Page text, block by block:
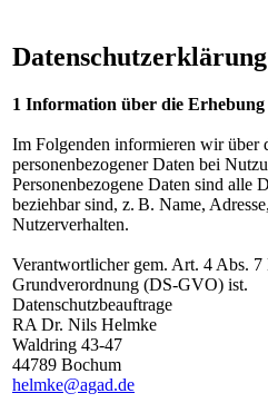
Datenschutzerklärung
1 Information über die Erhebung
Im Folgenden informieren wir über
personenbezogener Daten bei
Personenbezogene Daten sind alle
beziehbar sind, z. B. Name,
Nutzerverhalten.
Verantwortlicher gem. Art. 4 Abs. 7
Grundverordnung (DS-GVO) ist.
Datenschutzbeauftrage
RA Dr. Nils Helmke
Waldring 43-47
44789 Bochum
helmke@agad.de